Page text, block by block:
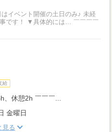
イベント開催の土日のみ♪ 未経
… ￣￣￣￣
給
休憩2h ￣￣￣...
金曜日
見る